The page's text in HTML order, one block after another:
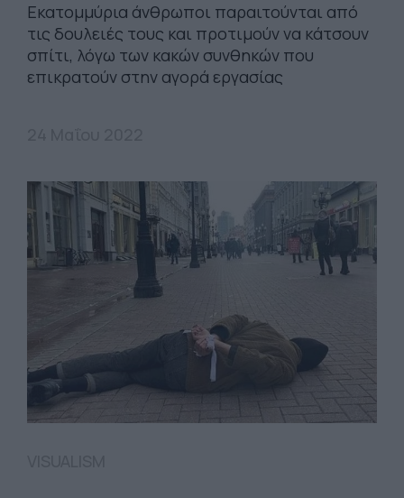
Εκατομμύρια άνθρωποι παραιτούνται από
τις δουλειές τους και προτιμούν να κάτσουν
σπίτι, λόγω των κακών συνθηκών που
επικρατούν στην αγορά εργασίας